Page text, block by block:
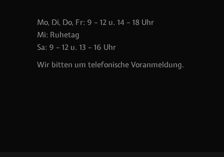
Mo, Di, Do, Fr: 9 – 12 u. 14 – 18 Uhr
Mi: Ruhetag
Sa: 9 – 12 u. 13 – 16 Uhr
Wir bitten um telefonische Voranmeldung.